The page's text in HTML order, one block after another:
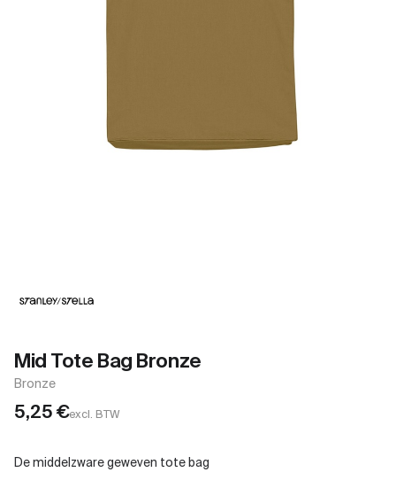
Mid Tote Bag Bronze
Bronze
5,25€excl. BTW